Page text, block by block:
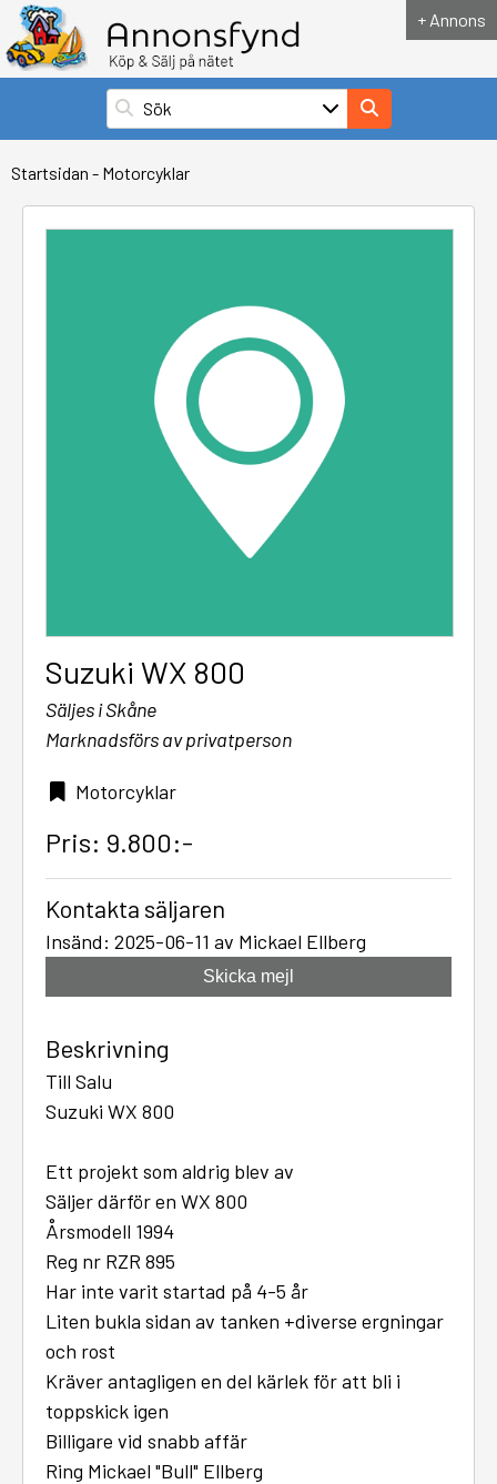
+ Annons
Startsidan - Motorcyklar
Suzuki WX 800
Säljes i Skåne
Marknadsförs av privatperson
Motorcyklar
Pris: 9.800:-
Kontakta säljaren
Insänd: 2025-06-11 av Mickael Ellberg
Skicka mejl
Beskrivning
Till Salu
Suzuki WX 800
Ett projekt som aldrig blev av
Säljer därför en WX 800
Årsmodell 1994
Reg nr RZR 895
Har inte varit startad på 4-5 år
Liten bukla sidan av tanken +diverse ergningar
och rost
Kräver antagligen en del kärlek för att bli i
toppskick igen
Billigare vid snabb affär
Ring Mickael "Bull" Ellberg